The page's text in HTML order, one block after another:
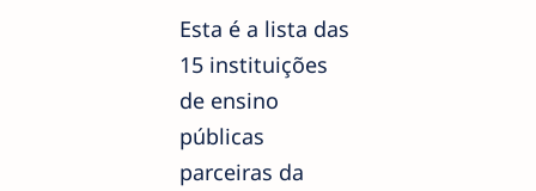
Esta é a lista das
15 instituições
de ensino
públicas
parceiras da